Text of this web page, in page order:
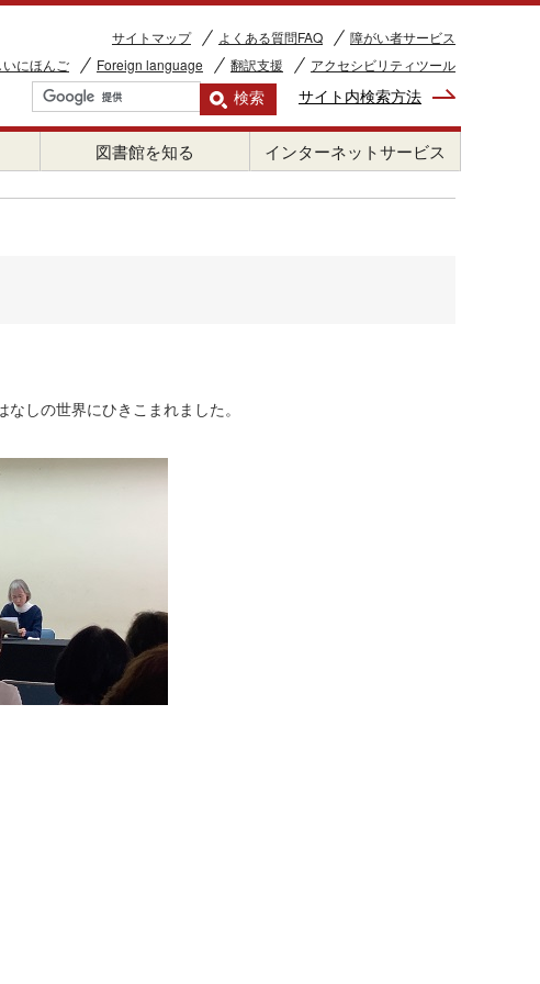
サイトマップ よくある質問FAQ
障がい者サービス
にほんご
Foreign language 翻訳支援 アクセシビリティツール
サイト内検索方法
図書館を知る インターネットサービス
しの世界にひきこまれました。